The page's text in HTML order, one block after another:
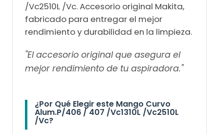
/Vc2510L /Vc. Accesorio original Makita,
fabricado para entregar el mejor
rendimiento y durabilidad en la limpieza.
"El accesorio original que asegura el
mejor rendimiento de tu aspiradora."
¿Por Qué Elegir este Mango Curvo
Alum.P/406 / 407 /Vc1310L /Vc2510L
/Vc?